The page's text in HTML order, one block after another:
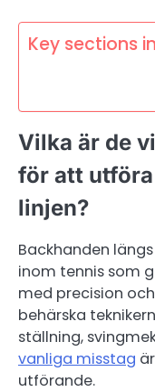
Key sections
Vilka är de
för att
linjen?
Backhanden
inom tennis som
med precision
behärska
ställning,
vanliga misstag
utförande.